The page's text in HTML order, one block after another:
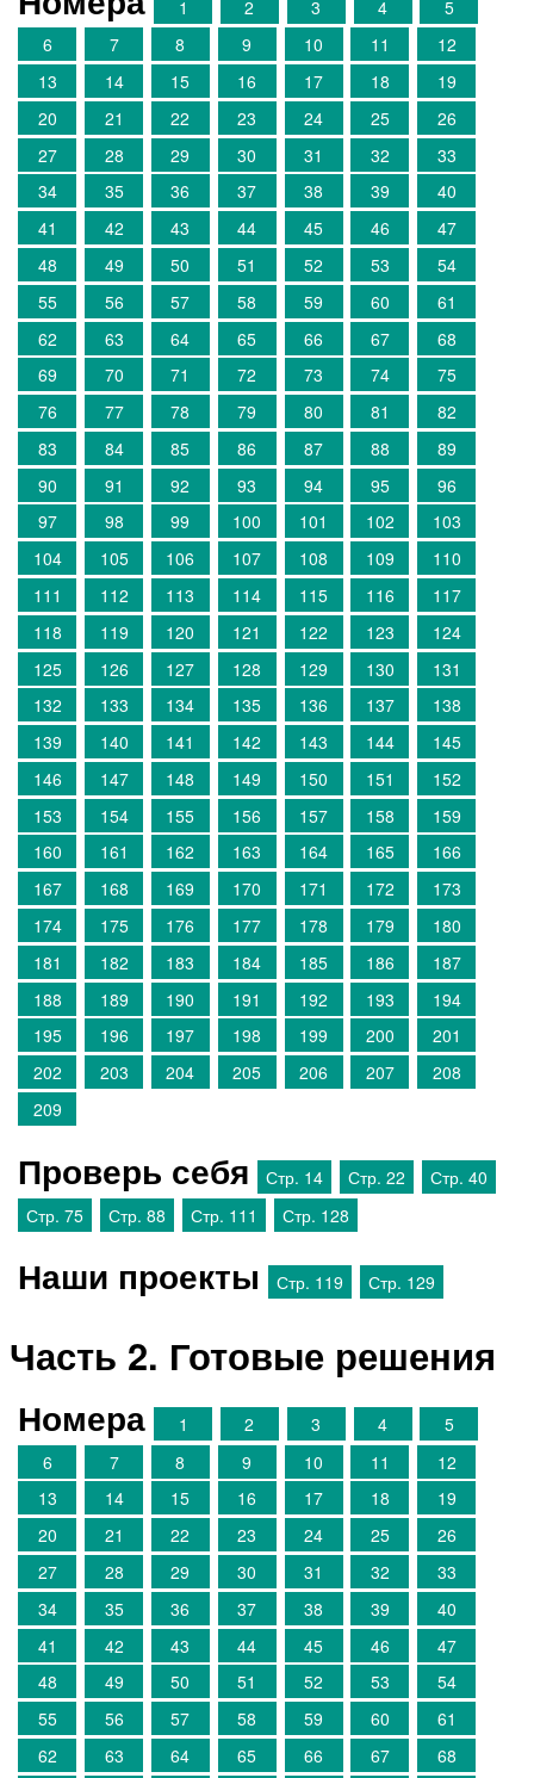
1 2 3 4
5
6
7 8 9 10 11
12
13
14 15 16 17 18
19
20
21 22 23 24 25
26
27
28 29 30 31 32
33
34
35 36 37 38 39
40
41
42 43 44 45 46
47
48
49 50 51 52 53
54
55
56 57 58 59 60
61
62
63 64 65 66 67
68
69
70 71 72 73 74
75
76
77 78 79 80 81
82
83
84 85 86 87 88
89
90
91 92 93 94 95
96
97
98 99 100 101 102
103
104
105 106 107 108 109
110
111
112 113 114 115 116
117
118
119 120 121 122 123
124
125
126 127 128 129 130
131
132
133 134 135 136 137
138
139
140 141 142 143 144
145
146
147 148 149 150 151
152
153
154 155 156 157 158
159
160
161 162 163 164 165
166
167
168 169 170 171 172
173
174
175 176 177 178 179
180
181
182 183 184 185 186
187
188
189 190 191 192 193
194
195
196 197 198 199 200
201
202
203 204 205 206 207
208
209
Проверь себя Стр. 14 Стр. 22
Стр. 40
Стр. 75
Стр. 88 Стр. 111 Стр. 128
Наши проекты Стр. 119 Стр. 129
Часть 2. Готовые решения
Номера 1 2 3 4
5
6
7 8 9 10 11
12
13
14 15 16 17 18
19
20
21 22 23 24 25
26
27
28 29 30 31 32
33
34
35 36 37 38 39
40
41
42 43 44 45 46
47
48
49 50 51 52 53
54
55
56 57 58 59 60
61
62
63 64 65 66 67
68